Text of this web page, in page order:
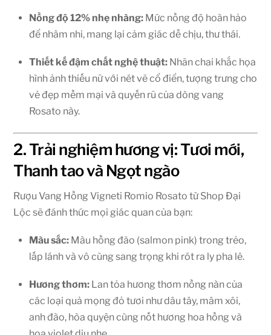
Nồng độ 12% nhẹ nhàng: Mức nồng độ hoàn hảo
để nhâm nhi, mang lại cảm giác dễ chịu, thư thái.
Thiết kế đậm chất nghệ thuật: Nhãn chai khắc họa
hình ảnh thiếu nữ với nét vẽ cổ điển, tượng trưng cho
vẻ đẹp mềm mại và quyến rũ của dòng vang
Rosato này.
2. Trải nghiệm hương vị: Tươi mới,
Thanh tao và Ngọt ngào
Rượu Vang Hồng Vigneti Romio Rosato từ Shop Đại
Lộc sẽ đánh thức mọi giác quan của bạn:
Màu sắc: Màu hồng đào (salmon pink) trong trẻo,
lấp lánh và vô cùng sang trọng khi rót ra ly pha lê.
Hương thơm: Lan tỏa hương thơm nồng nàn của
các loại quả mọng đỏ tươi như dâu tây, mâm xôi,
anh đào, hòa quyện cùng nốt hương hoa hồng và